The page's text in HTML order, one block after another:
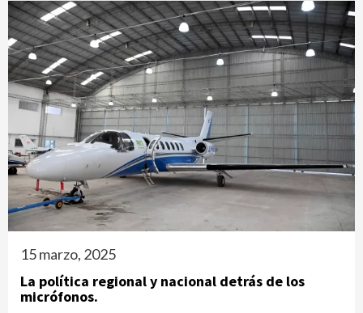
15 marzo, 2025
La política regional y nacional detrás de los
micrófonos.